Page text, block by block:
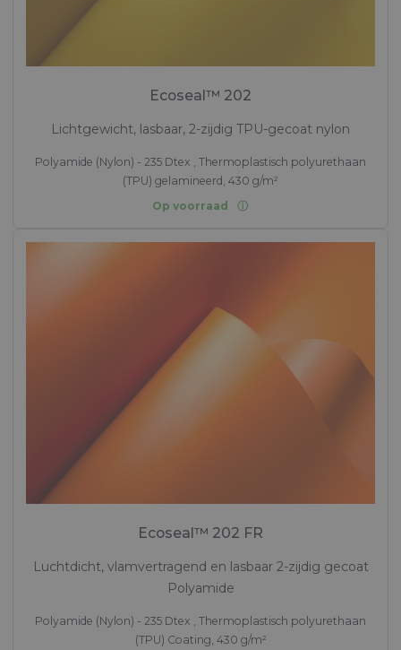
Ecoseal™ 202
Lichtgewicht, lasbaar, 2-zijdig TPU-gecoat nylon
Polyamide (Nylon) - 235 Dtex , Thermoplastisch polyurethaan
(TPU) gelamineerd, 430 g/m²
Op voorraad
Ecoseal™ 202 FR
Luchtdicht, vlamvertragend en lasbaar 2-zijdig gecoat
Polyamide
Polyamide (Nylon) - 235 Dtex , Thermoplastisch polyurethaan
(TPU) Coating, 430 g/m²